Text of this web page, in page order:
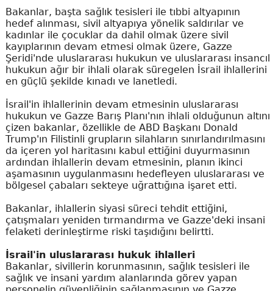
Bakanlar, başta sağlık tesisleri ile tıbbi altyapının
hedef alınması, sivil altyapıya yönelik saldırılar ve
kadınlar ile çocuklar da dahil olmak üzere sivil
kayıplarının devam etmesi olmak üzere, Gazze
Şeridi'nde uluslararası hukukun ve uluslararası insancıl
hukukun ağır bir ihlali olarak süregelen İsrail ihlallerini
en güçlü şekilde kınadı ve lanetledi.
İsrail'in ihlallerinin devam etmesinin uluslararası
hukukun ve Gazze Barış Planı'nın ihlali olduğunun altını
çizen bakanlar, özellikle de ABD Başkanı Donald
Trump'ın Filistinli grupların silahların sınırlandırılmasını
da içeren yol haritasını kabul ettiğini duyurmasının
ardından ihlallerin devam etmesinin, planın ikinci
aşamasının uygulanmasını hedefleyen uluslararası ve
bölgesel çabaları sekteye uğrattığına işaret etti.
Bakanlar, ihlallerin siyasi süreci tehdit ettiğini,
çatışmaları yeniden tırmandırma ve Gazze'deki insani
felaketi derinleştirme riski taşıdığını belirtti.
İsrail'in uluslararası hukuk ihlalleri
Bakanlar, sivillerin korunmasının, sağlık tesisleri ile
sağlık ve insani yardım alanlarında görev yapan